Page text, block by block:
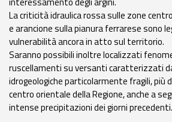
Informazioni
utili
Domande
frequenti
Guida per gli
sviluppatori
La criticità idraulica rossa sulle zone
e arancione sulla pianura ferrarese sono
vulnerabilità ancora in atto sul territorio.
Saranno possibili inoltre localizzati
ruscellamenti su versanti caratterizzati
idrogeologiche particolarmente fragili,
centro orientale della Regione, anche a
intense precipitazioni dei giorni precedenti.